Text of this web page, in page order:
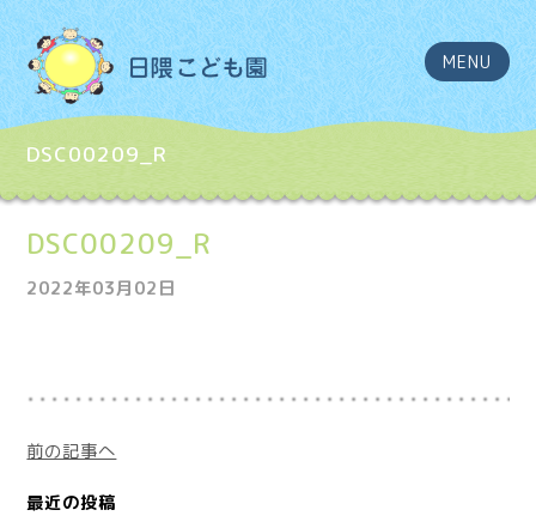
MENU
DSC00209_R
DSC00209_R
2022年03月02日
前の記事へ
最近の投稿